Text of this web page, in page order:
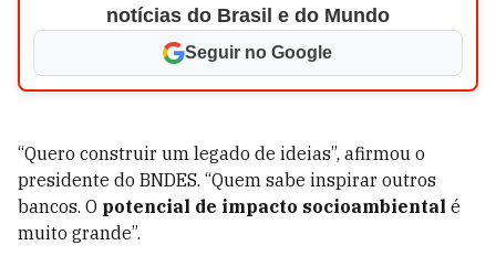
notícias do Brasil e do Mundo
Seguir no Google
“Quero construir um legado de ideias”, afirmou o
presidente do BNDES. “Quem sabe inspirar outros
bancos. O potencial de impacto socioambiental é
muito grande”.